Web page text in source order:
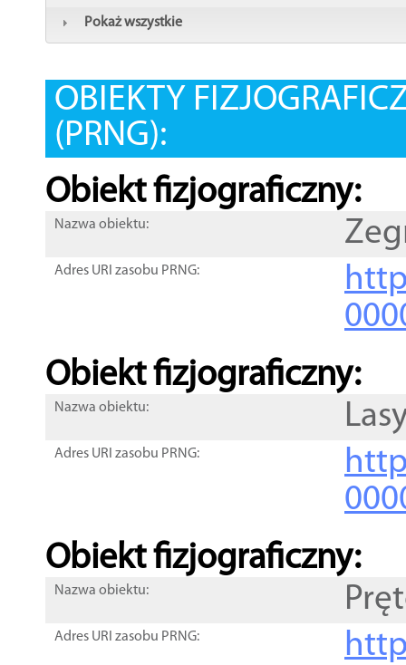
Pokaż wszystkie
OBIEKTY
(PRNG):
Obiekt fizjograficzny:
Nazwa obiektu:
Adres URI zasobu PRNG:
Obiekt fizjograficzny:
Nazwa obiektu:
Adres URI zasobu PRNG:
Obiekt fizjograficzny:
Nazwa obiektu:
Adres URI zasobu PRNG: